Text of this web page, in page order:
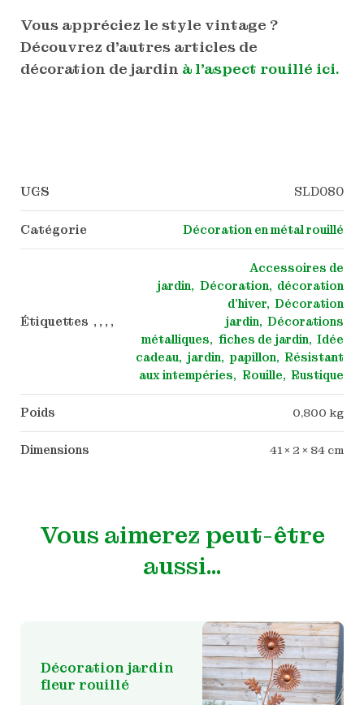
Vous appréciez le style vintage ?
Découvrez d’autres articles de
décoration de jardin à l’aspect rouillé ici.
UGS SLD080
Catégorie Décoration en métal rouillé
Étiquettes , , , ,
Accessoires de
jardin
Décoration
décoration
d'hiver Décoration
jardin Décorations
métalliques
fiches de jardin Idée
cadeau
jardin papillon Résistant
aux intempéries
Rouille Rustique
Poids 0,800 kg
Dimensions 41 × 2 × 84 cm
Vous aimerez peut-être
aussi…
Décoration jardin
fleur rouillé